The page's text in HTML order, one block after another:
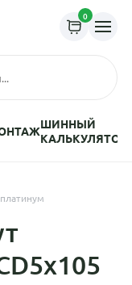
0
ШИННЫЙ
КАЛЬКУЛЯТОР